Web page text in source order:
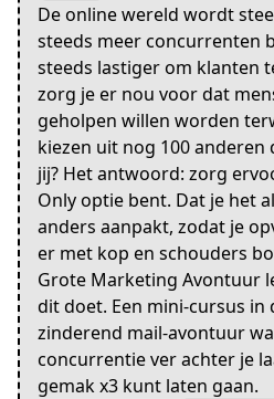
De online wereld wordt
steeds meer concurrenten
steeds lastiger om klanten
zorg je er nou voor dat
geholpen willen worden
kiezen uit nog 100 anderen
jij? Het antwoord: zorg
Only optie bent. Dat je het
anders aanpakt, zodat je
er met kop en schouders
Grote Marketing Avontuur
dit doet. Een mini-cursus in
zinderend mail-avontuur
concurrentie ver achter je
gemak x3 kunt laten gaan.